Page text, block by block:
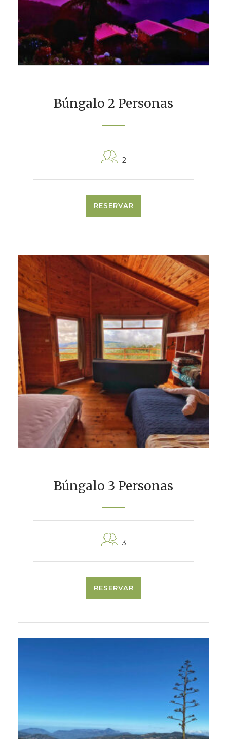
Luna De Miel En Las Nubes
Pase Del Día
3 Noches Todo Incluido
Cumpleaños Con Quetzales
Jardín De Colibríes
Búngalo 2 Personas
2
RESERVAR
Búngalo 3 Personas
3
RESERVAR